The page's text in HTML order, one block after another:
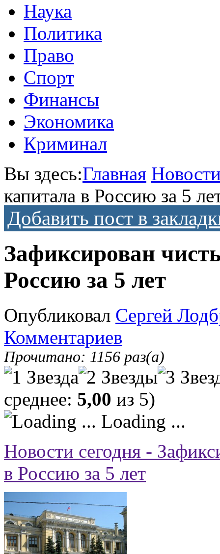
Наука
Политика
Право
Спорт
Финансы
Экономика
Криминал
Вы здесь:Главная
капитала в Россию за 5
Добавить пост в
Зафиксирован
Россию за 5 лет
Опубликовал Сергей
Комментариев
Прочитано: 1156 раз(а)
среднее: 5,00 из 5)
Loading ...
Новости сегодня -
в Россию за 5 лет